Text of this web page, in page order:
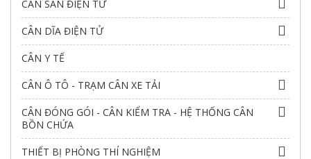
Giao hàng nhanh toàn quốc
Cân Điện Tử Trường Thịnh Tiến – Uy tín 18 năm
hoạt động trong lĩnh vực cân & linh kiện cân điện
tử.
CÂN SÀN ĐIỆN TỬ
CÂN DĨA ĐIỆN TỬ
CÂN Y TẾ
CÂN Ô TÔ - TRẠM CÂN XE TẢI
CÂN ĐÓNG GÓI - CÂN KIỂM TRA - HỆ THỐNG CÂN
BỒN CHỨA
THIẾT BỊ PHÒNG THÍ NGHIỆM